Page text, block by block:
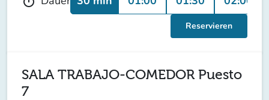
Reservieren
SALA TRABAJO-COMEDOR Puesto
7